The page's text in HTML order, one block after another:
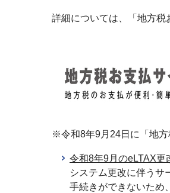
詳細については、「地方税
※令和8年9月24日に「地方
令和8年9月のeLTAX更
システム更改に伴うサ
手続きができないため